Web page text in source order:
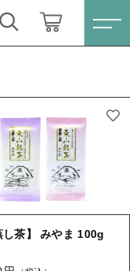
し茶】 みやま 100g
茶